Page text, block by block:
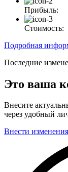
Прибыль:
Стоимость:
Подробная
Последние
Это ваша
Внесите
через удобный
Внести изменения